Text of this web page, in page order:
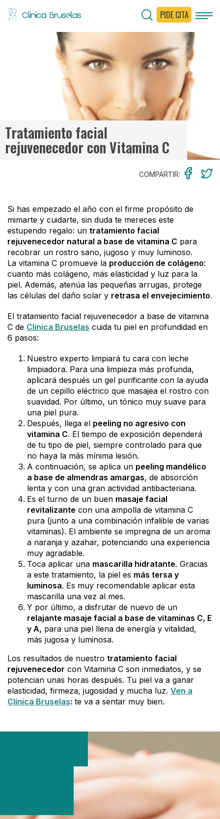
PIDE CITA
Tratamiento facial
rejuvenecedor con Vitamina C
COMPARTIR:
Si has empezado el año con el firme propósito de
mimarte y cuidarte, sin duda te mereces este
estupendo regalo: un tratamiento facial
rejuvenecedor natural a base de vitamina C para
recobrar un rostro sano, jugoso y muy luminoso.
La vitamina C promueve la producción de colágeno:
cuanto más colágeno, más elasticidad y luz para la
piel. Además, atenúa las pequeñas arrugas, protege
las células del daño solar y retrasa el envejecimiento.
El tratamiento facial rejuvenecedor a base de vitamina
C de Clínica Bruselas cuida tu piel en profundidad en
6 pasos:
Nuestro experto limpiará tu cara con leche
limpiadora. Para una limpieza más profunda,
aplicará después un gel purificante con la ayuda
de un cepillo eléctrico que masajea el rostro con
suavidad. Por último, un tónico muy suave para
una piel pura.
Después, llega el peeling no agresivo con
vitamina C. El tiempo de exposición dependerá
de tu tipo de piel, siempre controlado para que
no haya la más mínima lesión.
A continuación, se aplica un peeling mandélico
a base de almendras amargas, de absorción
lenta y con una gran actividad antibacteriana.
Es el turno de un buen masaje facial
revitalizante con una ampolla de vitamina C
pura (junto a una combinación infalible de varias
vitaminas). El ambiente se impregna de un aroma
a naranja y azahar, potenciando una experiencia
muy agradable.
Toca aplicar una mascarilla hidratante. Gracias
a este tratamiento, la piel es más tersa y
luminosa. Es muy recomendable aplicar esta
mascarilla una vez al mes.
Y por último, a disfrutar de nuevo de un
relajante masaje facial a base de vitaminas C, E
y A, para una piel llena de energía y vitalidad,
más jugosa y luminosa.
Los resultados de nuestro tratamiento facial
rejuvenecedor con Vitamina C son inmediatos, y se
potencian unas horas después. Tu piel va a ganar
elasticidad, firmeza, jugosidad y mucha luz. Ven a
Clínica Bruselas: te va a sentar muy bien.